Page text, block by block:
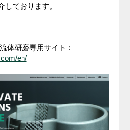
しております。
体研磨専用サイト：
en/